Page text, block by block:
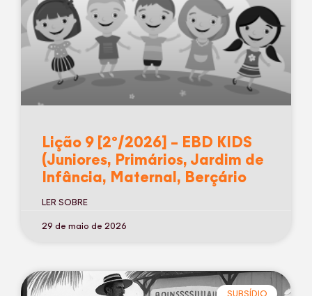
Lição 9 [2º/2026] – EBD KIDS
(Juniores, Primários, Jardim de
Infância, Maternal, Berçário
LER SOBRE
29 de maio de 2026